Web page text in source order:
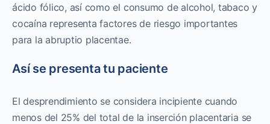
ácido fólico, así como el consumo de alcohol, tabaco y
cocaína representa factores de riesgo importantes
para la abruptio placentae.
Así se presenta tu paciente
El desprendimiento se considera incipiente cuando
menos del 25% del total de la inserción placentaria se